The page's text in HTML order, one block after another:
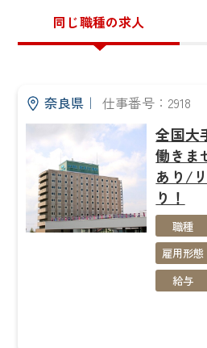
同じ職種の求人
奈良県｜ 仕事番号：2918
全国大
働きま
あり/
り！
職種
雇用形態
給与